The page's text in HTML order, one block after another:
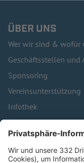
ÜBER UNS
Wer wir sind & wofür
Geschäftsstellen und
Sponsoring
Vereinsunterstützung
Infothek
Kontakt
HÄUFIG